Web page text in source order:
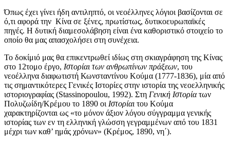
Όπως έχει γίνει ήδη αντιληπτό, οι νεοέλληνες λόγιοι βασίζονται σε
ό,τι αφορά την Κίνα σε ξένες, πρωτίστως, δυτικοευρωπαϊκές
πηγές. Η δυτική διαμεσολάβηση είναι ένα καθοριστικό στοιχείο το
οποίο θα μας απασχολήσει στη συνέχεια.
Το δοκίμιό μας θα επικεντρωθεί ιδίως στη σκιαγράφηση της Κίνας
στο 12τομο έργο, Ιστορίαι των ανθρωπίνων πράξεων, του
νεοέλληνα διαφωτιστή Κωνσταντίνου Κούμα (1777-1836), μία από
τις σημαντικότερες Γενικές Ιστορίες στην ιστορία της νεοελληνικής
ιστοριογραφίας (Stassinopoulou, 1992). Στη Γενική Ιστορίατων
Πολυζωίδη/Κρέμου το 1890 οι Ιστορίαι του Κούμα
χαρακτηρίζονται ως «το μόνον άξιον λόγου σύγγραμμα γενικής
ιστορίας των εν τη ελληνική γλώσση γεγραμμένων από του 1831
μέχρι των καθ’ ημάς χρόνων» (Κρέμος, 1890, νη΄).